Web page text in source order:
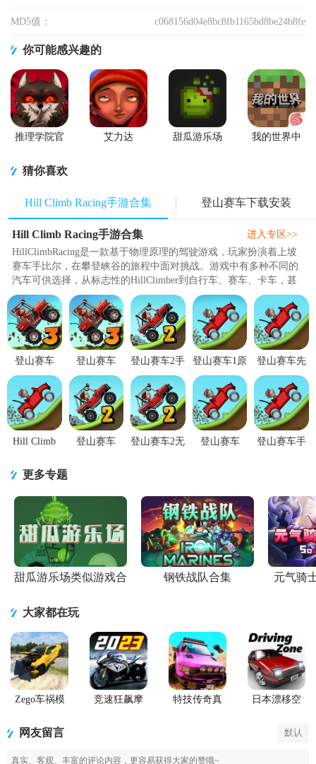
MD5值： c068156d04e8bc8fb1165bd8be24b8fe
你可能感兴趣的
推理学院官
艾力达
甜瓜游乐场
我的世界中
猜你喜欢
Hill Climb Racing手游合集 登山赛车下载安装
Hill Climb Racing手游合集
HillClimbRacing是一款基于物理原理的驾驶游戏，玩家扮演着上坡
赛车手比尔，在攀登峡谷的旅程中面对挑战。游戏中有多种不同的
汽车可供选择，从标志性的HillClimber到自行车、赛车、卡车，甚
至是一些古怪的车辆。比尔需要在克服截然不同的地形和危险上发
挥出他的技巧。此外，玩家可以通过赚取积分和硬币来升级汽车并
行驶更远的距离。游戏具有离线游戏功能，玩家可以随时随地进行
比赛，并在公共汽车、飞机..
进入专区>>
登山赛车
3HillClimbRacing3
破解版
v0.19.9 修改
版
登山赛车
3(Hill Climb
Racing
3)0.19.9 手
机官方版
登山赛车2手
游正版
v1.72.4 qq登
录最新版
登山赛车1原
版(Hill
Climb
Racing)v1.69.0
安卓简体中
文
登山赛车先
锋服原版
(Hill Climb
Racing)v1.69.0
最新版
Hill Climb
服安装包
v1.69.0 最新
版
登山赛车
卓最新版
登山赛车2无
2)v1.72.4 国
登山赛车
v1.69.0 中文
版
登山赛车手
安卓正版
更多专题
甜瓜游乐场类似游戏合
钢铁战队合集 元气骑
大家都在玩
Zego车祸模
Compilation
单
竞速狂飙摩
特技传奇真
日本漂移空
网友留言 默认